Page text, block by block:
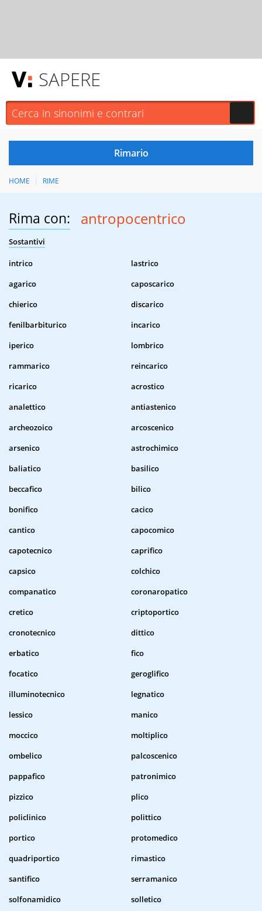
SAPERE
HOME RIME
Rima con: antropocentrico
Sostantivi
intrico
lastrico
agarico
caposcarico
chierico
discarico
fenilbarbiturico
incarico
iperico
lombrico
rammarico
reincarico
ricarico
acrostico
analettico
antiastenico
archeozoico
arcoscenico
arsenico
astrochimico
baliatico
basilico
beccafico
bilico
bonifico
cacico
cantico
capocomico
capotecnico
caprifico
capsico
colchico
companatico
coronaropatico
cretico
criptoportico
cronotecnico
dittico
erbatico
fico
focatico
geroglifico
illuminotecnico
legnatico
lessico
manico
moccico
moltiplico
ombelico
palcoscenico
pappafico
patronimico
pizzico
plico
policlinico
polittico
portico
protomedico
quadriportico
rimastico
santifico
serramanico
solfonamidico
solletico